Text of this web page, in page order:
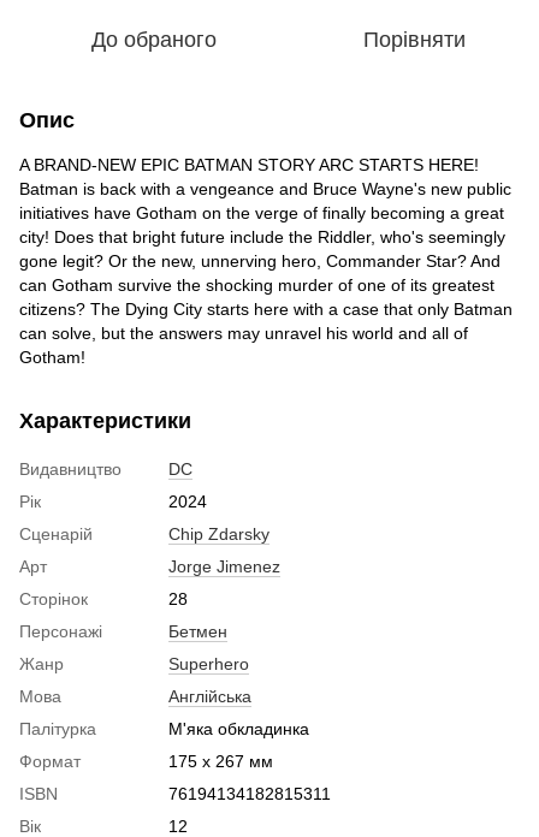
До обраного Порівняти
Опис
A BRAND-NEW EPIC BATMAN STORY ARC STARTS HERE!
Batman is back with a vengeance and Bruce Wayne's new public
initiatives have Gotham on the verge of finally becoming a great
city! Does that bright future include the Riddler, who's seemingly
gone legit? Or the new, unnerving hero, Commander Star? And
can Gotham survive the shocking murder of one of its greatest
citizens? The Dying City starts here with a case that only Batman
can solve, but the answers may unravel his world and all of
Gotham!
Характеристики
Видавництво
DC
Рік
2024
Сценарій
Chip Zdarsky
Арт
Jorge Jimenez
Сторінок
28
Персонажі
Бетмен
Жанр
Superhero
Мова
Англійська
Палітурка
М'яка обкладинка
Формат
175 x 267 мм
ISBN
76194134182815311
Вік
12